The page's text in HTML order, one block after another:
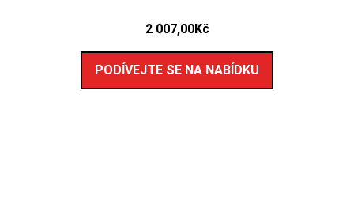
2 007,00Kč
PODÍVEJTE SE NA NABÍDKU